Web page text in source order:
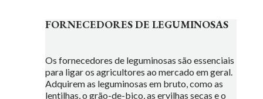
FORNECEDORES DE LEGUMINOSAS
Os fornecedores de leguminosas são essenciais
para ligar os agricultores ao mercado em geral.
Adquirem as leguminosas em bruto, como as
lentilhas, o grão-de-bico, as ervilhas secas e o